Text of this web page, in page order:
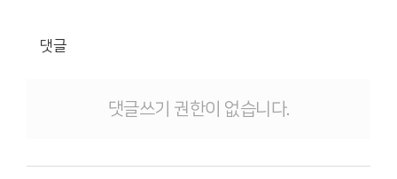
댓글
댓글쓰기 권한이 없습니다.